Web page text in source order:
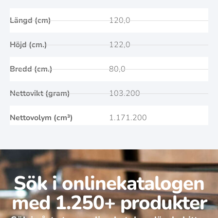
Längd (cm)
Höjd (cm.)
Bredd (cm.)
Nettovikt (gram)
Nettovolym (cm³)
120,0
122,0
80,0
103.200
1.171.200
Sök i onlinekatalogen
med 1.250+ produkter